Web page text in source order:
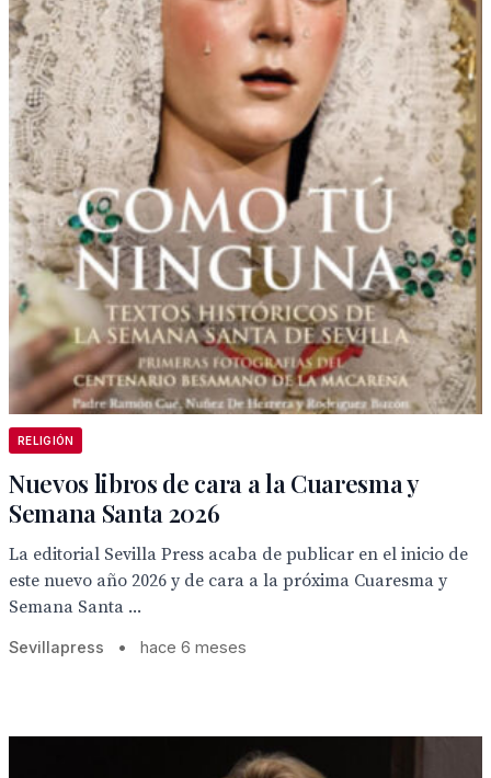
RELIGIÓN
Nuevos libros de cara a la Cuaresma y
Semana Santa 2026
La editorial Sevilla Press acaba de publicar en el inicio de
este nuevo año 2026 y de cara a la próxima Cuaresma y
Semana Santa ...
Sevillapress • hace 6 meses